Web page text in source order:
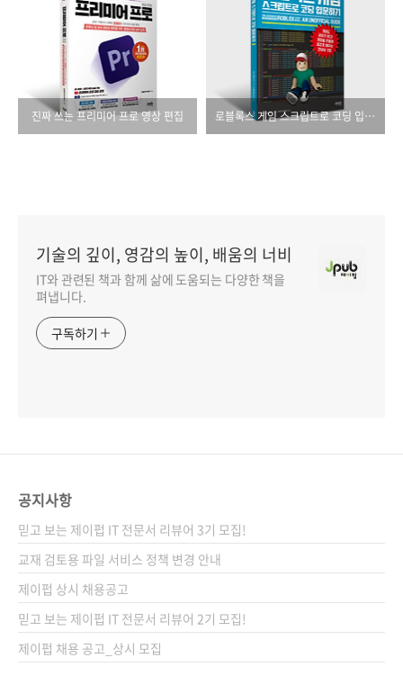
진짜 쓰는 프리미어 프로 영상 편집 로블록스 게임 스크립트로 코딩 입문하기
기술의 깊이, 영감의 높이, 배움의 너비
IT와 관련된 책과 함께 삶에 도움되는 다양한 책을
펴냅니다.
구독하기
공지사항
믿고 보는 제이펍 IT 전문서 리뷰어 3기 모집!
교재 검토용 파일 서비스 정책 변경 안내
제이펍 상시 채용공고
믿고 보는 제이펍 IT 전문서 리뷰어 2기 모집!
제이펍 채용 공고_상시 모집